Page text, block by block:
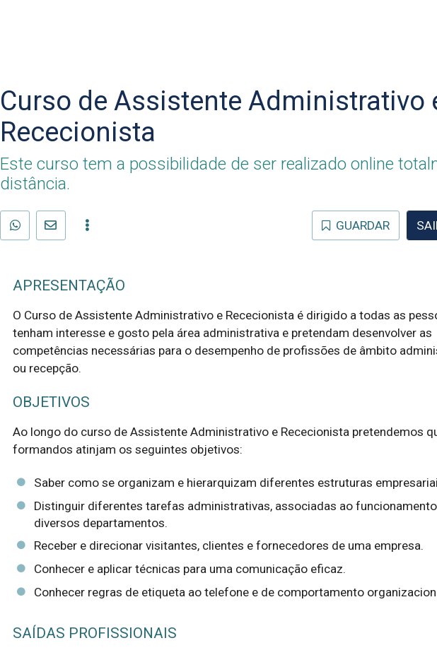
Curso de Assistente Administrativo
Rececionista
Este curso tem a possibilidade de ser realizado online
distância.
GUARDAR
APRESENTAÇÃO
O Curso de Assistente Administrativo e Rececionista é dirigido a todas as
tenham interesse e gosto pela área administrativa e pretendam desenvolver as
competências necessárias para o desempenho de profissões de âmbito
ou recepção.
OBJETIVOS
Ao longo do curso de Assistente Administrativo e Rececionista pretendemos
formandos atinjam os seguintes objetivos:
Saber como se organizam e hierarquizam diferentes estruturas
Distinguir diferentes tarefas administrativas, associadas ao
diversos departamentos.
Receber e direcionar visitantes, clientes e fornecedores de uma empresa.
Conhecer e aplicar técnicas para uma comunicação eficaz.
Conhecer regras de etiqueta ao telefone e de comportamento
SAÍDAS PROFISSIONAIS